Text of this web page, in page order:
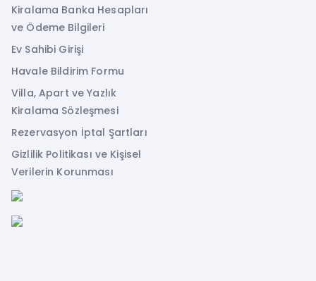
Kiralama Banka Hesapları
ve Ödeme Bilgileri
Ev Sahibi Girişi
Havale Bildirim Formu
Villa, Apart ve Yazlık
Kiralama Sözleşmesi
Rezervasyon İptal Şartları
Gizlilik Politikası ve Kişisel
Verilerin Korunması